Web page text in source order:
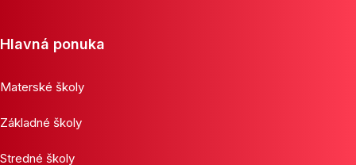
Hlavná ponuka
Materské školy
Základné školy
Stredné školy